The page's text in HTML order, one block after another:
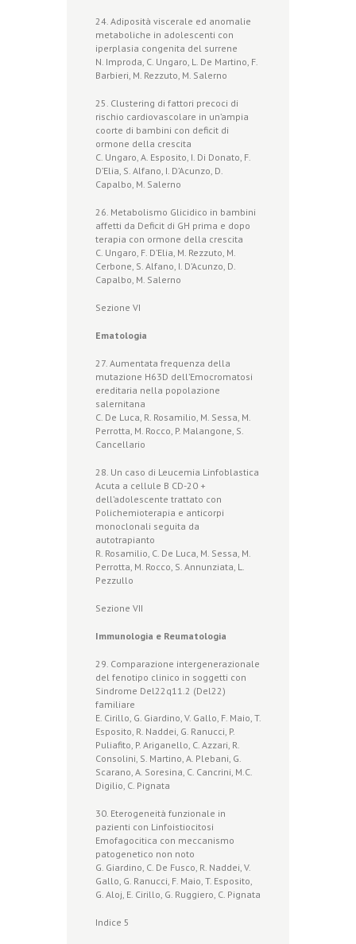
24. Adiposità viscerale ed anomalie
metaboliche in adolescenti con
iperplasia congenita del surrene
N. Improda, C. Ungaro, L. De Martino, F.
Barbieri, M. Rezzuto, M. Salerno
25. Clustering di fattori precoci di
rischio cardiovascolare in un’ampia
coorte di bambini con deficit di
ormone della crescita
C. Ungaro, A. Esposito, I. Di Donato, F.
D’Elia, S. Alfano, I. D’Acunzo, D.
Capalbo, M. Salerno
26. Metabolismo Glicidico in bambini
affetti da Deficit di GH prima e dopo
terapia con ormone della crescita
C. Ungaro, F. D’Elia, M. Rezzuto, M.
Cerbone, S. Alfano, I. D’Acunzo, D.
Capalbo, M. Salerno
Sezione VI
Ematologia
27. Aumentata frequenza della
mutazione H63D dell’Emocromatosi
ereditaria nella popolazione
salernitana
C. De Luca, R. Rosamilio, M. Sessa, M.
Perrotta, M. Rocco, P. Malangone, S.
Cancellario
28. Un caso di Leucemia Linfoblastica
Acuta a cellule B CD-20 +
dell’adolescente trattato con
Polichemioterapia e anticorpi
monoclonali seguita da
autotrapianto
R. Rosamilio, C. De Luca, M. Sessa, M.
Perrotta, M. Rocco, S. Annunziata, L.
Pezzullo
Sezione VII
Immunologia e Reumatologia
29. Comparazione intergenerazionale
del fenotipo clinico in soggetti con
Sindrome Del22q11.2 (Del22)
familiare
E. Cirillo, G. Giardino, V. Gallo, F. Maio, T.
Esposito, R. Naddei, G. Ranucci, P.
Puliafito, P. Ariganello, C. Azzari, R.
Consolini, S. Martino, A. Plebani, G.
Scarano, A. Soresina, C. Cancrini, M.C.
Digilio, C. Pignata
30. Eterogeneità funzionale in
pazienti con Linfoistiocitosi
Emofagocitica con meccanismo
patogenetico non noto
G. Giardino, C. De Fusco, R. Naddei, V.
Gallo, G. Ranucci, F. Maio, T. Esposito,
G. Aloj, E. Cirillo, G. Ruggiero, C. Pignata
Indice 5